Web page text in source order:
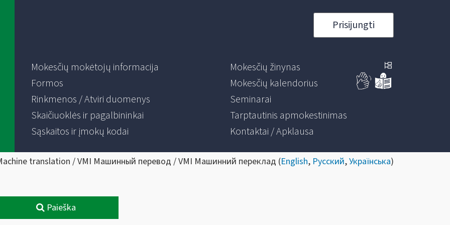
Prisijungti
Mokesčių mokėtojų informacija
Formos
Rinkmenos / Atviri duomenys
Skaičiuoklės ir pagalbininkai
Sąskaitos ir įmokų kodai
Mokesčių žinynas
Mokesčių kalendorius
Seminarai
Tarptautinis apmokestinimas
Kontaktai / Apklausa
translation / VMI Машинный перевод / VMI Машинний переклад (English, Русский,Українська)
Paieška